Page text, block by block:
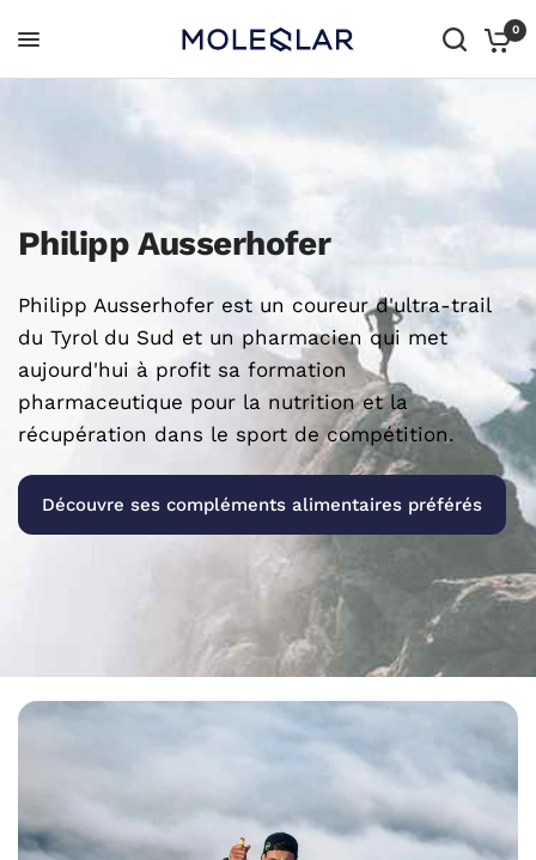
0
Philipp Ausserhofer
Philipp Ausserhofer est un coureur d'ultra-trail
du Tyrol du Sud et un pharmacien qui met
aujourd'hui à profit sa formation
pharmaceutique pour la nutrition et la
récupération dans le sport de compétition.
Découvre ses compléments alimentaires préférés